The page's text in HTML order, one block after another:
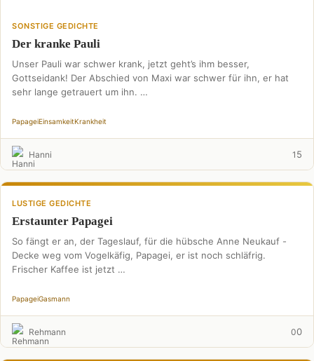
SONSTIGE GEDICHTE
Der kranke Pauli
Unser Pauli war schwer krank, jetzt geht’s ihm besser,
Gottseidank! Der Abschied von Maxi war schwer für ihn, er hat
sehr lange getrauert um ihn. …
PapageiEinsamkeitKrankheit
Hanni 1 5
LUSTIGE GEDICHTE
Erstaunter Papagei
So fängt er an, der Tageslauf, für die hübsche Anne Neukauf -
Decke weg vom Vogelkäfig, Papagei, er ist noch schläfrig.
Frischer Kaffee ist jetzt …
PapageiGasmann
Rehmann 00